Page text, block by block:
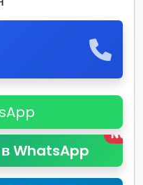
в WhatsApp
New